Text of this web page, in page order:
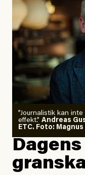
”Journalistik kan
effekt.” Andreas
ETC. Foto:
Dagens